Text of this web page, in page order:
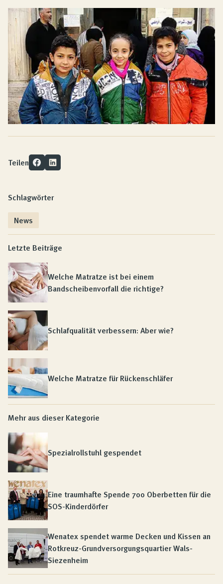
Teilen
Schlagwörter
News
Letzte Beiträge
Welche Matratze ist bei einem
Bandscheibenvorfall die richtige?
Schlafqualität verbessern: Aber wie?
Welche Matratze für Rückenschläfer
Mehr aus dieser Kategorie
Spezialrollstuhl gespendet
Eine traumhafte Spende 700 Oberbetten für die
SOS-Kinderdörfer
Wenatex spendet warme Decken und Kissen an
Rotkreuz-Grundversorgungsquartier Wals-
Siezenheim